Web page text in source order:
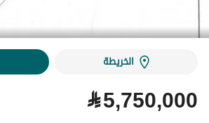
الخريطة
⃁5,750,000